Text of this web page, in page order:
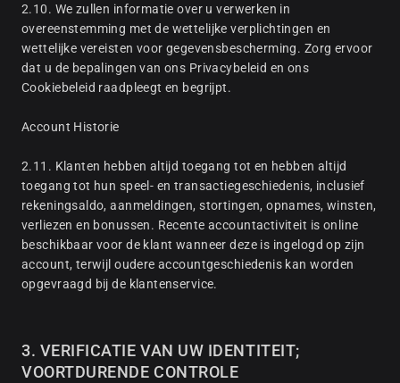
2.10. We zullen informatie over u verwerken in
overeenstemming met de wettelijke verplichtingen en
wettelijke vereisten voor gegevensbescherming. Zorg ervoor
dat u de bepalingen van ons Privacybeleid en ons
Cookiebeleid raadpleegt en begrijpt.
Account Historie
2.11. Klanten hebben altijd toegang tot en hebben altijd
toegang tot hun speel- en transactiegeschiedenis, inclusief
rekeningsaldo, aanmeldingen, stortingen, opnames, winsten,
verliezen en bonussen. Recente accountactiviteit is online
beschikbaar voor de klant wanneer deze is ingelogd op zijn
account, terwijl oudere accountgeschiedenis kan worden
opgevraagd bij de klantenservice.
3. VERIFICATIE VAN UW IDENTITEIT;
VOORTDURENDE CONTROLE